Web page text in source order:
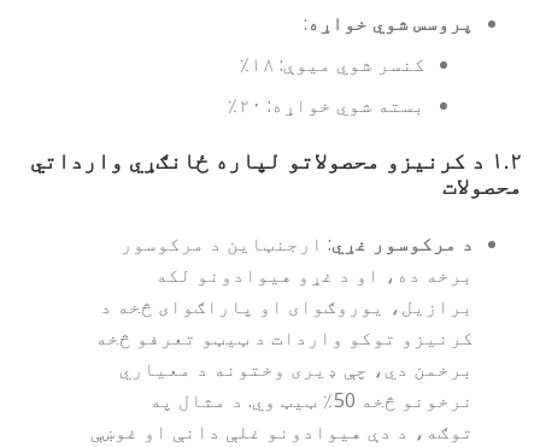
پروسس شوي خواړه:
کنسر شوي میوې: ۱۸٪
بسته شوي خواړه: ۲۰٪
۱.۲ د کرنیزو محصولاتو لپاره ځانګړي وارداتي
محصولات
د مرکوسور غړي: ارجنټاین د مرکوسور
برخه ده، او د غړو هیوادونو لکه
برازیل، یوروګوای او پاراګوای څخه د
کرنیزو توکو واردات د ټیټو تعرفو څخه
برخمن دي، چې ډیری وختونه د معیاري
نرخونو څخه 50٪ ټیټ وي. د مثال په
توګه، د دې هیوادونو غلې دانې او غوښې